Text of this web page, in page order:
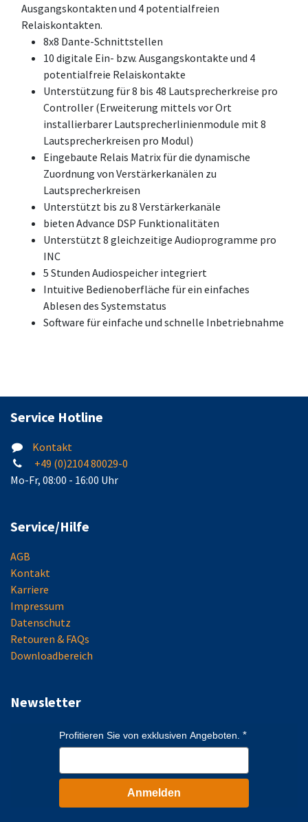
Ausgangskontakten und 4 potentialfreien
Relaiskontakten.
8x8 Dante-Schnittstellen
10 digitale Ein- bzw. Ausgangskontakte und 4
potentialfreie Relaiskontakte
Unterstützung für 8 bis 48 Lautsprecherkreise pro
Controller (Erweiterung mittels vor Ort
installierbarer Lautsprecherlinienmodule mit 8
Lautsprecherkreisen pro Modul)
Eingebaute Relais Matrix für die dynamische
Zuordnung von Verstärkerkanälen zu
Lautsprecherkreisen
Unterstützt bis zu 8 Verstärkerkanäle
bieten Advance DSP Funktionalitäten
Unterstützt 8 gleichzeitige Audioprogramme pro
INC
5 Stunden Audiospeicher integriert
Intuitive Bedienoberfläche für ein einfaches
Ablesen des Systemstatus
Software für einfache und schnelle Inbetriebnahme
Service Hotline
Kontakt
+49 (0)2104 80029-0
Mo-Fr, 08:00 - 16:00 Uhr
Service/Hilfe
AGB
Kontakt
Karriere
Impressum
Datenschutz
Retouren & FAQs
Downloadbereich
Newsletter
Profitieren Sie von exklusiven Angeboten.
Anmelden